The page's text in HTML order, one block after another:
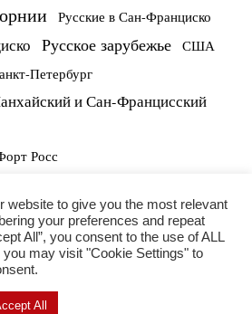
Русские в Сан-Франциско
Русское зарубежье США
Петербург
и Сан-Францисский
Росс
website to give you the most relevant
your preferences and repeat
All”, you consent to the use of ALL
may visit "Cookie Settings" to
All